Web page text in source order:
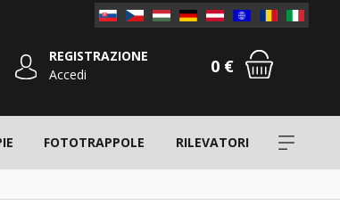
REGISTRAZIONE
Accedi
0 €
FOTOTRAPPOLE RILEVATORI